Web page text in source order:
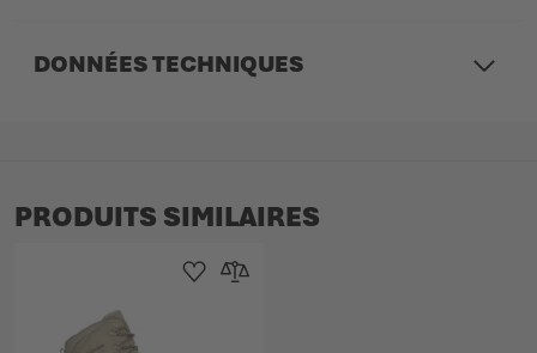
DONNÉES TECHNIQUES
PRODUITS SIMILAIRES
Ajouter à la liste d'achats
Ajouter au comparateur